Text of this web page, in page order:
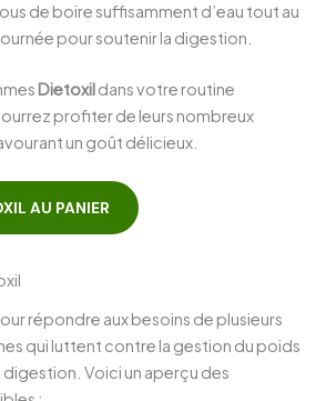
de boire suffisamment d’eau tout au
pour soutenir la digestion.
Dietoxildans votre routine
profiter de leurs nombreux
un goût délicieux.
AU PANIER
répondre aux besoins de plusieurs
qui luttent contre la gestion du poids
Voici un aperçu des